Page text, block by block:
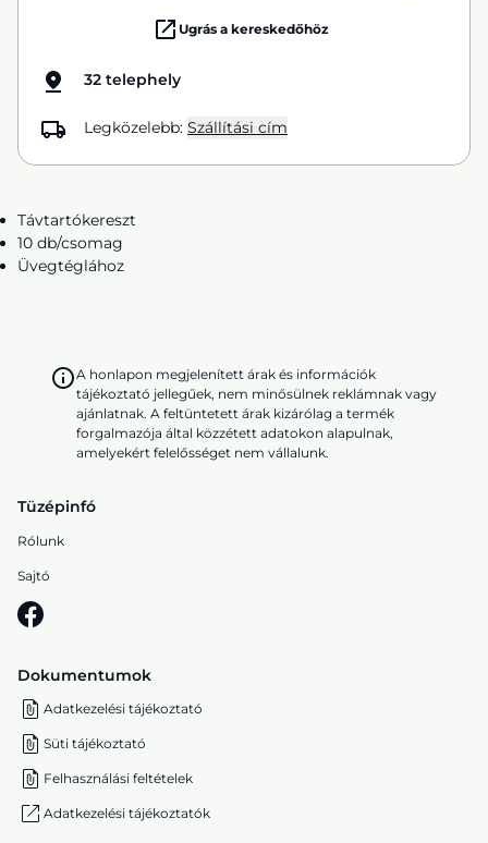
Ugrás a kereskedőhöz
32 telephely
Legközelebb: Szállítási cím
Távtartókereszt
10 db/csomag
Üvegtéglához
A honlapon megjelenített árak és információk
tájékoztató jellegűek, nem minősülnek reklámnak vagy
ajánlatnak. A feltüntetett árak kizárólag a termék
forgalmazója által közzétett adatokon alapulnak,
amelyekért felelősséget nem vállalunk.
Tüzépinfó
Rólunk
Sajtó
Dokumentumok
Adatkezelési tájékoztató
Süti tájékoztató
Felhasználási feltételek
Adatkezelési tájékoztatók